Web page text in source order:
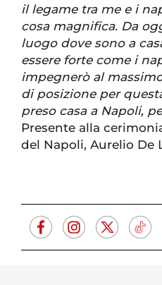
il legame tra me e i
cosa magnifica. Da
luogo dove sono a
essere forte come i
impegnerò al
di posizione per
preso casa a Napoli,
Presente alla
del Napoli, Aurelio De